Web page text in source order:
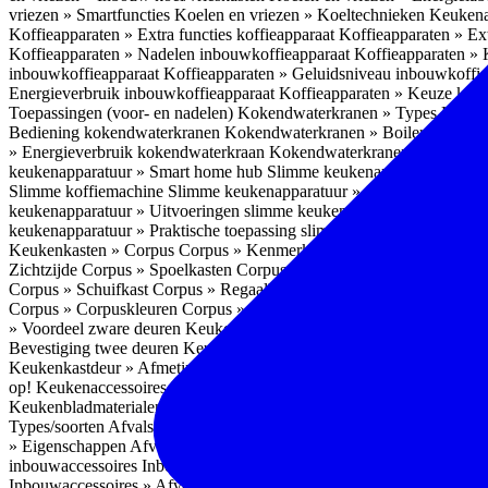
vriezen » Smartfuncties Koelen en vriezen » Koeltechnieken
Koffieapparaten » Extra functies koffieapparaat Koffieapparaten »
Koffieapparaten » Nadelen inbouwkoffieapparaat Koffieapparaten »
inbouwkoffieapparaat Koffieapparaten » Geluidsniveau
Energieverbruik inbouwkoffieapparaat Koffieapparaten » Keuze
Toepassingen (voor- en nadelen) Kokendwaterkranen » Types
Bediening kokendwaterkranen Kokendwaterkranen » Boilers
» Energieverbruik kokendwaterkraan Kokendwaterkranen »
keukenapparatuur » Smart home hub Slimme keukenapparatuur »
Slimme koffiemachine Slimme keukenapparatuur » Slimme stekker
keukenapparatuur » Uitvoeringen slimme keukenapparatuur
keukenapparatuur » Praktische toepassing slimme keukenapparatuur
Keukenkasten » Corpus Corpus » Kenmerken
Zichtzijde Corpus » Spoelkasten Corpus » Soorten keukenkasten
Corpus » Schuifkast Corpus » Regaalkast
Corpus » Corpuskleuren Corpus » Corpus in kleur
» Voordeel zware deuren Keukenkasten » Kastindeling
Bevestiging twee deuren Keukenkastdeur » Vaatwasserdeur
Keukenkastdeur » Afmetingen
op! KeukenaccessoiresKeukenaccessoires » Achterwanden
Keukenbladmaterialen als achterwand
Types/soorten Afvalsystemen » Installatie
» Eigenschappen Afvalsystemen » Inhoud
inbouwaccessoires Inbouwaccessoires » Bestek- en ladeindelingen